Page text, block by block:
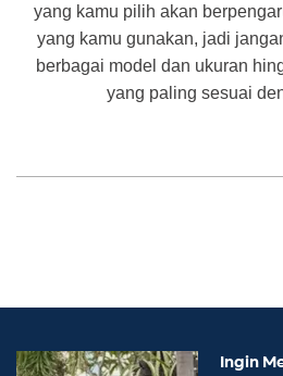
yang kamu pilih akan
yang kamu gunakan, jadi
berbagai model dan ukuran
yang paling sesuai
Ingin